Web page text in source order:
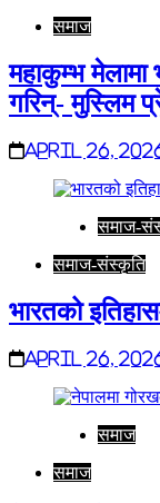
समाज
महाकुम्भ मेलामा
गरिन्- मुस्लिम
April 26,
समाज-
समाज-संस्कृति
भारतको
April 26,
समाज
समाज